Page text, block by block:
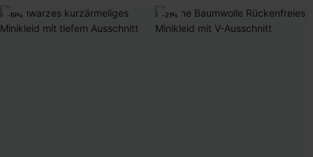
-19% -21%